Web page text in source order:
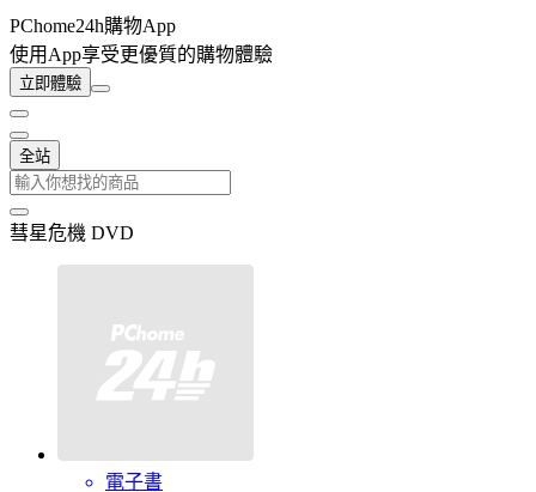
PChome24h購物App
使用App享受更優質的購物體驗
立即體驗
全站
彗星危機 DVD
電子書